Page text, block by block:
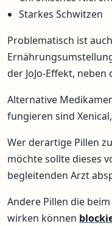
Starkes Schwitzen
Problematisch ist
der JoJo-Effekt,
Alternative
fungieren sind
Wer derartige Pillen
möchte sollte dieses
begleitenden Arzt
Andere Pillen die
wirken können